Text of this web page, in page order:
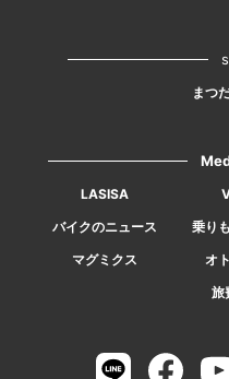
まつ
LASISA
バイクのニュース
乗り
マグミクス
オ
旅